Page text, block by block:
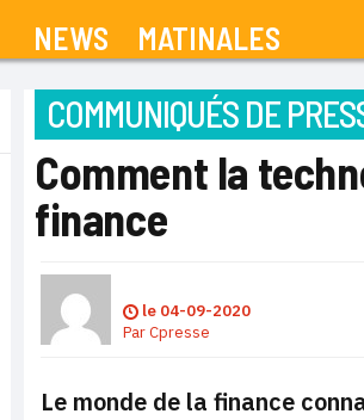
NEWS MATINALES
COMMUNIQUÉS DE
Comment la
finance
le 04-09-2020
ParCpresse
Le monde de la finance